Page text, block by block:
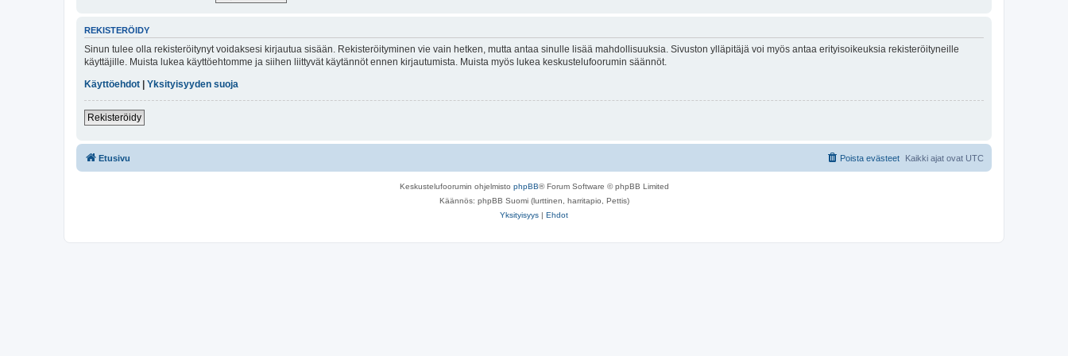
REKISTERÖIDY
Sinun tulee olla rekisteröitynyt voidaksesi kirjautua sisään. Rekisteröityminen vie vain hetken, mutta antaa sinulle lisää mahdollisuuksia. Sivuston ylläpitäjä voi myös antaa erityisoikeuksia rekisteröityneille
käyttäjille. Muista lukea käyttöehtomme ja siihen liittyvät käytännöt ennen kirjautumista. Muista myös lukea keskustelufoorumin säännöt.
Käyttöehdot | Yksityisyyden suoja
Rekisteröidy
Etusivu Kaikki ajat ovat UTC
Poista evästeet
Keskustelufoorumin ohjelmisto phpBB® Forum Software © phpBB Limited
Käännös: phpBB Suomi (lurttinen, harritapio, Pettis)
Yksityisyys | Ehdot